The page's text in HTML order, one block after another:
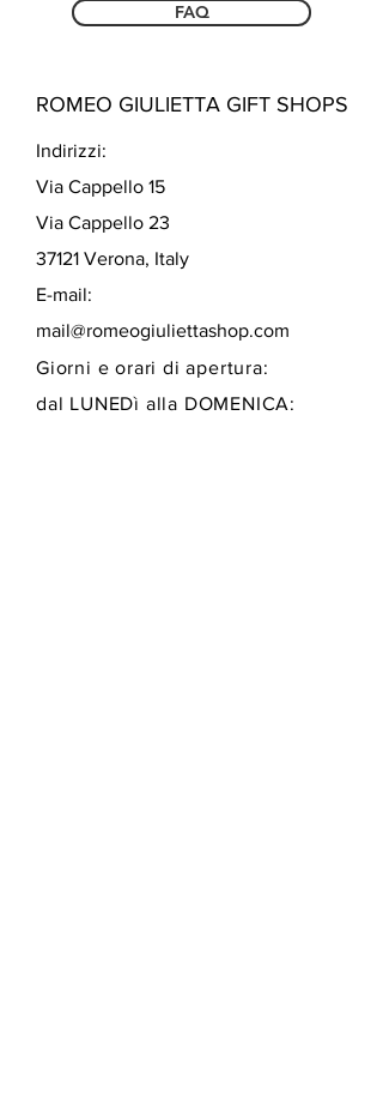
FAQ
ROMEO GIULIETTA GIFT SHOPS
Indirizzi:
Via Cappello 15
Via Cappello 23
37121 Verona, Italy
E-mail:
mail@romeogiuliettashop.com
Giorni e orari di apertura:
dal LUNEDì alla DOMENICA: